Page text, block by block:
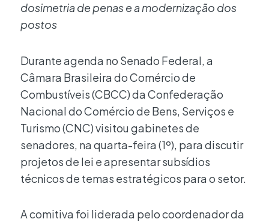
dosimetria de penas e a modernização dos
postos
Durante agenda no Senado Federal, a
Câmara Brasileira do Comércio de
Combustíveis (CBCC) da Confederação
Nacional do Comércio de Bens, Serviços e
Turismo (CNC) visitou gabinetes de
senadores, na quarta-feira (1º), para discutir
projetos de lei e apresentar subsídios
técnicos de temas estratégicos para o setor.
A comitiva foi liderada pelo coordenador da